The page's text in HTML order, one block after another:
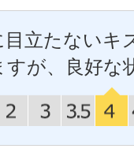
目立たないキ
すが、良好な